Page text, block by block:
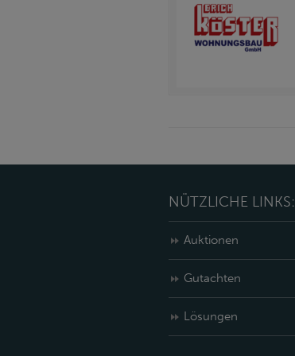
NÜTZLICHE LINKS:
Auktionen
Gutachten
Lösungen